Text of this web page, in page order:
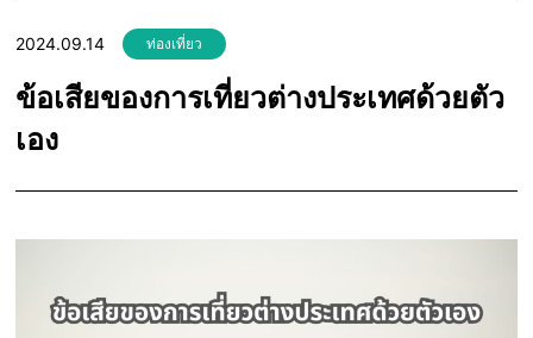
2024.09.14 ท่องเที่ยว
ข้อเสียของการเที่ยวต่างประเทศด้วยตัว
เอง